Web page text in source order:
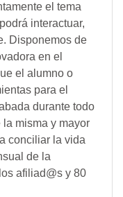
el tema
interactuar,
Disponemos de
en el
el alumno o
para el
durante todo
misma y mayor
conciliar la vida
de la
afiliad@s y 80